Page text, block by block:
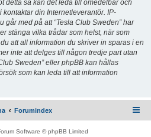
detta så kan det leda till omedelbar och
din Internetleverantör. IP-
med på att “Tesla Club Sweden” har
stänga vilka trådar som helst, när som
att all information du skriver in sparas i en
inte att delges till någon tredje part utan
Sweden” eller phpBB kan hållas
som kan leda till att information
Forumindex
Software © phpBB Limited